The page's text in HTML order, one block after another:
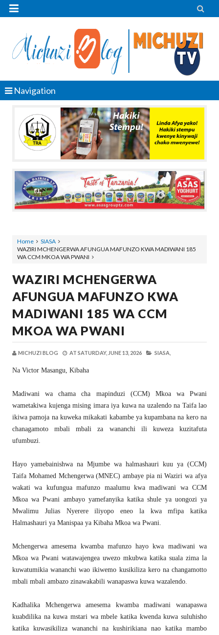
 
Navigation
Home
SIASA
WAZIRI MCHENGERWA AFUNGUA MAFUNZO KWA MADIWANI 185
WA CCM MKOA WA PWANI
WAZIRI MCHENGERWA
AFUNGUA MAFUNZO KWA
MADIWANI 185 WA CCM
MKOA WA PWANI
MICHUZI BLOG AT SATURDAY, JUNE 13, 2026 SIASA,
Na Victor Masangu, Kibaha
Madiwani wa chama cha mapinduzi (CCM) Mkoa wa Pwani
wametakiwa kujenga mising imara iya kuwa na uzalendo na Taifa lao
ikiwa pamoja na kuweka mikakati kabambe ya kupambana na kero na
chanagamoto mbali mbali za wananchi ili kuweza kuzitafuta
ufumbuzi.
Hayo yamebainishwa na Mjumbe wa halmashauri kuu ya (CCM)
Taifa Mohamed Mchengerwa (MNEC) ambaye pia ni Waziri wa afya
wakati wa kufungua mafunzo maalumu kwa madiwani wa CCM
Mkoa wa Pwani ambayo yamefanyika katika shule ya uongozi ya
Mwalimu Julias Nyerere iliyopo eneo la kwa mfipa katika
Halmashauri ya Manispaa ya Kibaha Mkoa wa Pwani.
Mchengerwa amesema kwamba mafunzo hayo kwa madiwani wa
Mkoa wa Pwani watawajengea uwezo mkubwa katika suala zima la
kuwatumikia wananchi wao ikiwemo kusikiliza kero na changamotto
mbali mbali ambazo zinawakabili wanapaswa kuwa wazalendo.
Kadhalika Mchengerwa amesema kwamba madiwani wanapaswa
kuabdilika na kuwa mstari wa mbele katika kwenda kuwa suluhisho
katika kuwasikiliza wananchi na kushirikiana nao katika mambo